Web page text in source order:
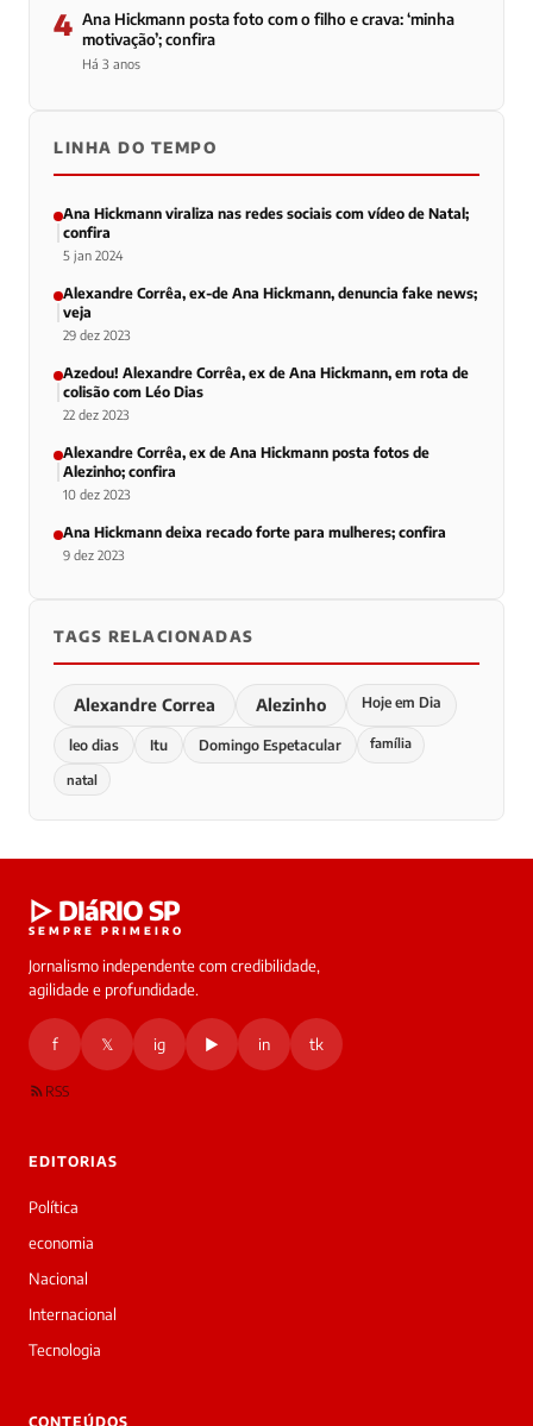
4 Ana Hickmann posta foto com o filho e crava: ‘minha
motivação’; confira
Há 3 anos
LINHA DO TEMPO
Ana Hickmann viraliza nas redes sociais com vídeo de Natal;
confira
5 jan 2024
Alexandre Corrêa, ex-de Ana Hickmann, denuncia fake news;
veja
29 dez 2023
Azedou! Alexandre Corrêa, ex de Ana Hickmann, em rota de
colisão com Léo Dias
22 dez 2023
Alexandre Corrêa, ex de Ana Hickmann posta fotos de
Alezinho; confira
10 dez 2023
Ana Hickmann deixa recado forte para mulheres; confira
9 dez 2023
TAGS RELACIONADAS
Alexandre Correa Alezinho Hoje em Dia
leo dias Itu Domingo Espetacular família
natal
▷ DIáRIO SP
SEMPRE PRIMEIRO
Jornalismo independente com credibilidade,
agilidade e profundidade.
f 𝕏 ig ▶ in tk
RSS
EDITORIAS
Política
economia
Nacional
Internacional
Tecnologia
CONTEÚDOS